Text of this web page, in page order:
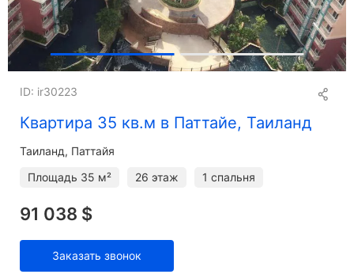
Квартира 35 кв.м в Паттайе, Таиланд
ID: ir30223
Таиланд, Паттайя
Площадь 35 м² 26 этаж 1 спальня
91 038 $
Заказать звонок